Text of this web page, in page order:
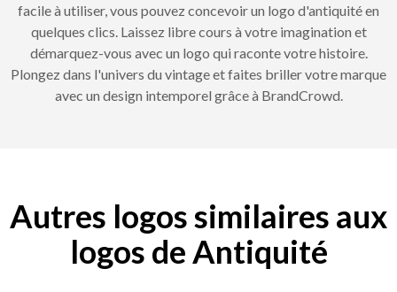
facile à utiliser, vous pouvez concevoir un logo d'antiquité en
quelques clics. Laissez libre cours à votre imagination et
démarquez-vous avec un logo qui raconte votre histoire.
Plongez dans l'univers du vintage et faites briller votre marque
avec un design intemporel grâce à BrandCrowd.
Autres logos similaires aux
logos de Antiquité